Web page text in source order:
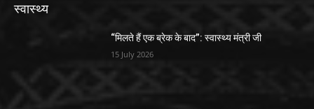
स्वास्थ्य
“मिलते हैं एक ब्रेक के बाद”: स्वास्थ्य मंत्री जी
15 July 2026